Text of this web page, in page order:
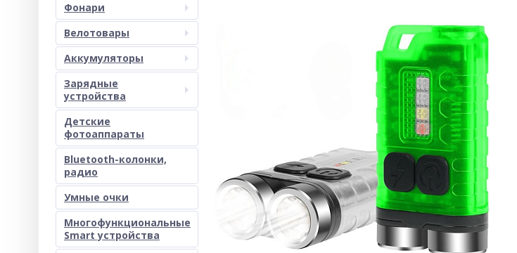
Фонари
Велотовары
Аккумуляторы
Зарядные
устройства
Детские
фотоаппараты
Bluetooth-колонки,
радио
Умные очки
Многофункциональные
Smart устройства